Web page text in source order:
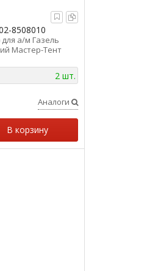
8508010
для а/м Газель
Мастер-Тент
2 шт.
Аналоги
В корзину